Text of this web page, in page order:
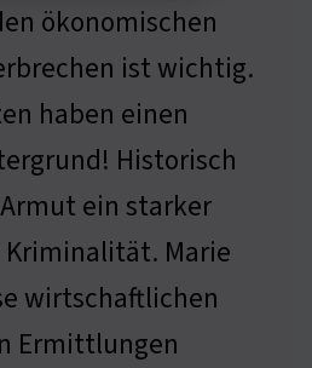
ökonomischen
ist wichtig.
haben einen
Historisch
ein starker
Kriminalität. Marie
wirtschaftlichen
Ermittlungen